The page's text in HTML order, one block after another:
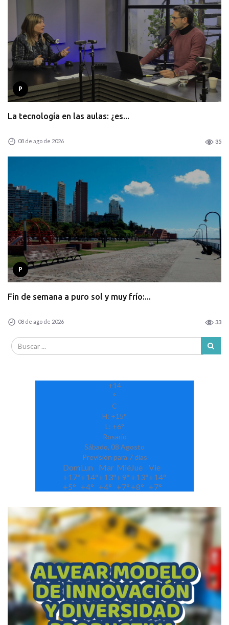
P
La tecnología en las aulas: ¿es...
08 de ago de 2026 35
P
Fin de semana a puro sol y muy frío:...
08 de ago de 2026 33
+14
°
C
H: +15°
L: +6°
Rosario
Sábado, 08 Agosto
Previsión para 7 días
DomLun Mar MiéJue
Vie
+17°+14°+13°+9° +13°+14°
+5° +4° +4° +7° +8° +7°